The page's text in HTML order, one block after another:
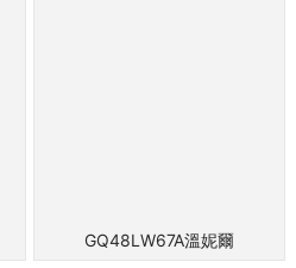
GQ48LW67A溫妮爾